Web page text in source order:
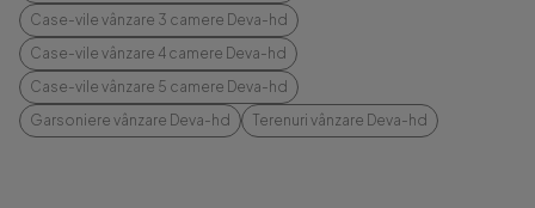
Case-vile vânzare 3 camere Deva-hd
Case-vile vânzare 4 camere Deva-hd
Case-vile vânzare 5 camere Deva-hd
Garsoniere vânzare Deva-hd
Terenuri vânzare Deva-hd